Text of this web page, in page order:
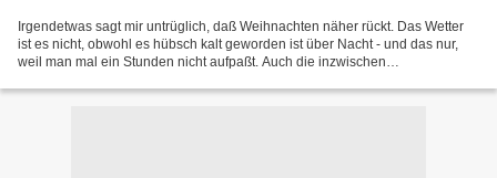
Irgendetwas sagt mir untrüglich, daß Weihnachten näher rückt. Das Wetter
ist es nicht, obwohl es hübsch kalt geworden ist über Nacht - und das nur,
weil man mal ein Stunden nicht aufpaßt. Auch die inzwischen